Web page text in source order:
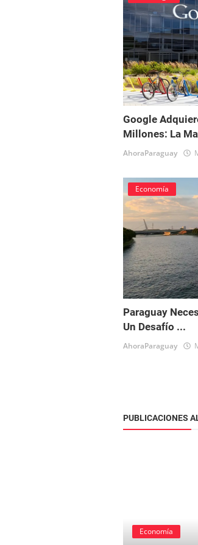
Google
Millones: La
AhoraParaguay
Economía
Paraguay
Un Desafío ...
AhoraParaguay
PUBLICACIONES
Economía